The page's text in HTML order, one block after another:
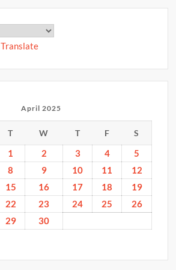
Translate
April 2025
T W T F S
1 2 3 4
5
8 9 10 11
12
15 16 17 18
19
22 23 24 25
26
29
30